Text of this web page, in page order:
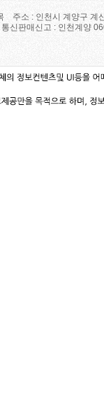
소 : 인천시 계양구 계
신판매신고 : 인천계양